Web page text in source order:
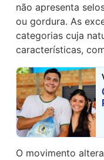
não apresenta
ou gordura. As
categorias cuja
características,
O movimento